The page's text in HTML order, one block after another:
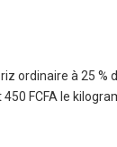
riz ordinaire à 25
FCFA le